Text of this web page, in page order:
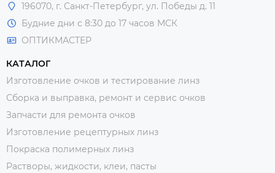
196070, г. Санкт-Петербург, ул. Победы д. 11
Будние дни с 8:30 до 17 часов МСК
ОПТИКМАСТЕР
КАТАЛОГ
Изготовление очков и тестирование линз
Сборка и выправка, ремонт и сервис очков
Запчасти для ремонта очков
Изготовление рецептурных линз
Покраска полимерных линз
Растворы, жидкости, клеи, пасты